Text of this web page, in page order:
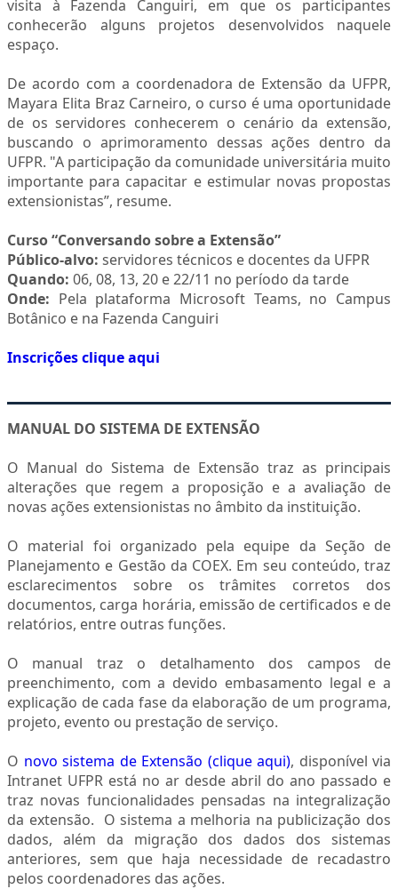
visita à Fazenda Canguiri, em que os participantes
conhecerão alguns projetos desenvolvidos naquele
espaço.
De acordo com a coordenadora de Extensão da UFPR,
Mayara Elita Braz Carneiro, o curso é uma oportunidade
de os servidores conhecerem o cenário da extensão,
buscando o aprimoramento dessas ações dentro da
UFPR. "A participação da comunidade universitária muito
importante para capacitar e estimular novas propostas
extensionistas”, resume.
Curso “Conversando sobre a Extensão”
Público-alvo: servidores técnicos e docentes da UFPR
Quando: 06, 08, 13, 20 e 22/11 no período da tarde
Onde: Pela plataforma Microsoft Teams, no Campus
Botânico e na Fazenda Canguiri
Inscrições clique aqui
MANUAL DO SISTEMA DE EXTENSÃO
O Manual do Sistema de Extensão traz as principais
alterações que regem a proposição e a avaliação de
novas ações extensionistas no âmbito da instituição.
O material foi organizado pela equipe da Seção de
Planejamento e Gestão da COEX. Em seu conteúdo, traz
esclarecimentos sobre os trâmites corretos dos
documentos, carga horária, emissão de certificados e de
relatórios, entre outras funções.
O manual traz o detalhamento dos campos de
preenchimento, com a devido embasamento legal e a
explicação de cada fase da elaboração de um programa,
projeto, evento ou prestação de serviço.
O novo sistema de Extensão (clique aqui), disponível via
Intranet UFPR está no ar desde abril do ano passado e
traz novas funcionalidades pensadas na integralização
da extensão. O sistema a melhoria na publicização dos
dados, além da migração dos dados dos sistemas
anteriores, sem que haja necessidade de recadastro
pelos coordenadores das ações.